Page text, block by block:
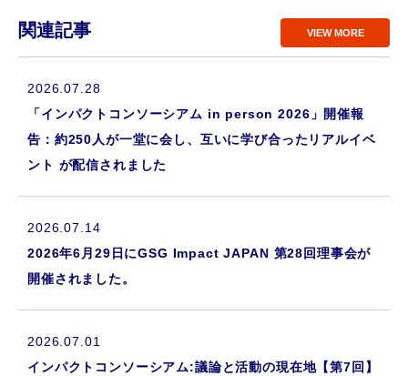
関連記事 VIEW MORE
2026.07.28
「インパクトコンソーシアム in person 2026」開催報
告：約250人が一堂に会し、互いに学び合ったリアルイベ
ント が配信されました
2026.07.14
2026年6月29日にGSG Impact JAPAN 第28回理事会が
開催されました。
2026.07.01
インパクトコンソーシアム:議論と活動の現在地【第7回】